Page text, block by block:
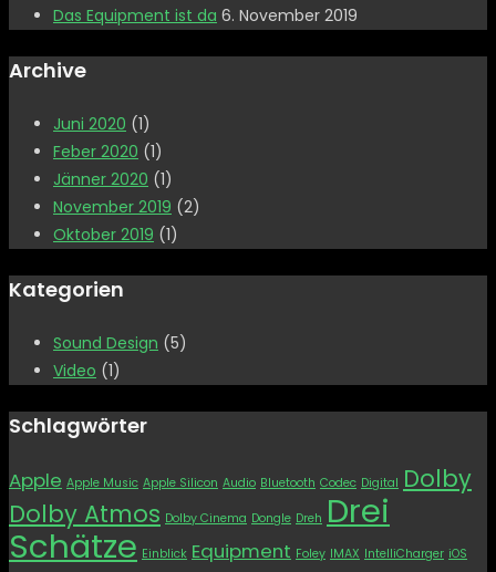
Das Equipment ist da 6. November 2019
Archive
Juni 2020 (1)
Feber 2020 (1)
Jänner 2020 (1)
November 2019 (2)
Oktober 2019 (1)
Kategorien
Sound Design (5)
Video (1)
Schlagwörter
Apple Apple Music Apple Silicon Audio Bluetooth Codec Digital Dolby
Dolby Atmos Dolby Cinema Dongle Dreh Drei
Schätze Einblick Equipment Foley IMAX IntelliCharger iOS